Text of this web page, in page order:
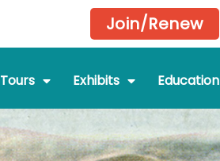
Join/Renew
Tours Exhibits Education